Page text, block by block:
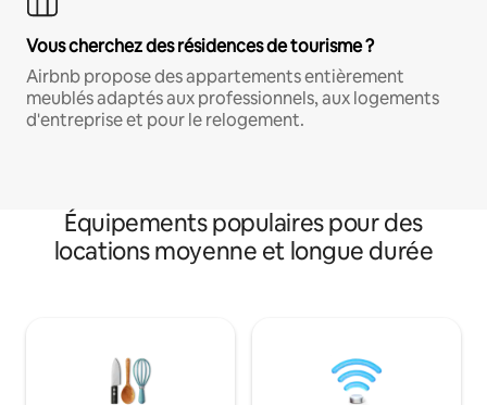
Vous cherchez des résidences de tourisme ?
Airbnb propose des appartements entièrement
meublés adaptés aux professionnels, aux logements
d'entreprise et pour le relogement.
Équipements populaires pour des
locations moyenne et longue durée